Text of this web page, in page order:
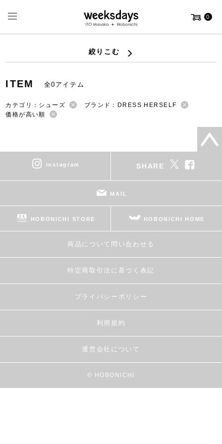
0
絞りこむ
ITEM 全0アイテム
カテゴリ：シューズ
ブランド：DRESS HERSELF
価格が高い順
instagram SHARE
MAIL
HOBONICHI STORE HOBONICHI HOME
商品について問い合わせる
特定商取引法に基づく表記
プライバシーポリシー
利用規約
運営会社について
© HOBONICHI